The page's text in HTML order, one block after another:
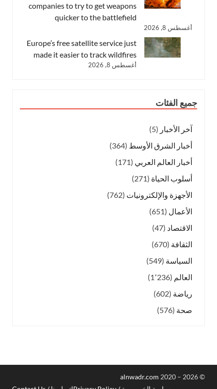
companies to try to get weapons
quicker to the battlefield
أغسطس 8, 2026
Europe’s free satellite service just
made it easier to track wildfires
أغسطس 8, 2026
جميع الفئات
آخر الأخبار (5)
أخبار الشرق الأوسط (364)
أخبار العالم العربي (171)
أسلوب الحياة (271)
الأجهزة والإلكترونيات (762)
الأعمال (651)
الاقتصاد (47)
الثقافة (670)
السياسة (549)
العالم (1٬236)
رياضة (602)
صحة (576)
©
alnwadr.com 2020 – 2026